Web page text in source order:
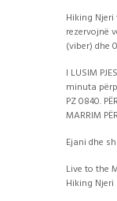
Hiking
rezervojnë
(viber) dhe
I LUSIM
minuta
PZ 0840.
MARRIM
Ejani dhe
Live to the
Hiking Njeri